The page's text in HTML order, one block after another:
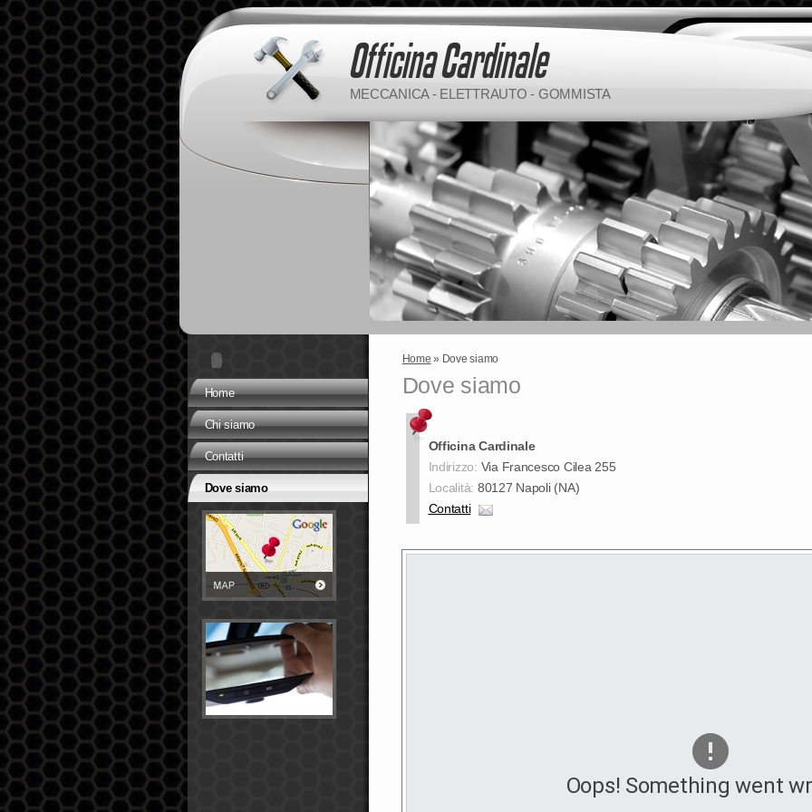
MECCANICA - ELETTRAUTO - GOMMISTA
Home » Dove siamo
Dove siamo
Officina Cardinale
Indirizzo: Via Francesco Cilea 255
Località: 80127 Napoli (NA)
Contatti
Oops! Something went
Home
Chi siamo
Contatti
Dove siamo